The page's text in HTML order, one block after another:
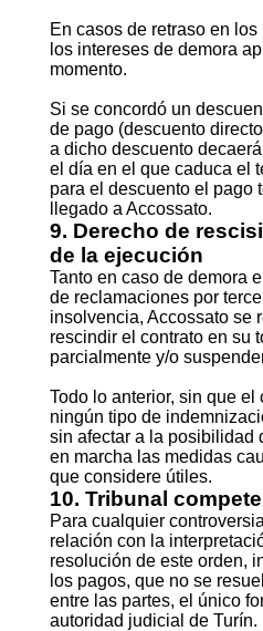
En casos de retraso en
los intereses de demora
momento.
Si se concordó un
de pago (descuento
a dicho descuento
el día en el que caduca el
para el descuento el pago
llegado a Accossato.
9. Derecho de
de la ejecución
Tanto en caso de demora
de reclamaciones por
insolvencia, Accossato se
rescindir el contrato en su
parcialmente y/o
Todo lo anterior, sin que
ningún tipo de
sin afectar a la posibilidad
en marcha las medidas
que considere útiles.
10. Tribunal
Para cualquier
relación con la
resolución de este orden,
los pagos, que no se
entre las partes, el único
autoridad judicial de Turín.